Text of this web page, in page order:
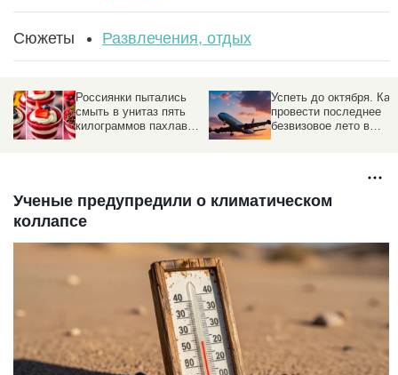
Сюжеты Развлечения, отдых
Россиянки пытались
смыть в унитаз пять
килограммов пахлавы
Успеть до октября. Как
провести последнее
безвизовое лето в
Ученые предупредили о климатическом
коллапсе